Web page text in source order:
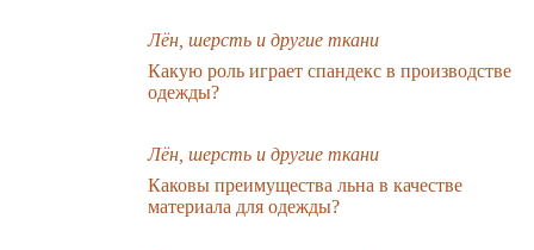
Лён, шерсть и другие ткани
Какую роль играет спандекс в производстве
одежды?
Лён, шерсть и другие ткани
Каковы преимущества льна в качестве
материала для одежды?